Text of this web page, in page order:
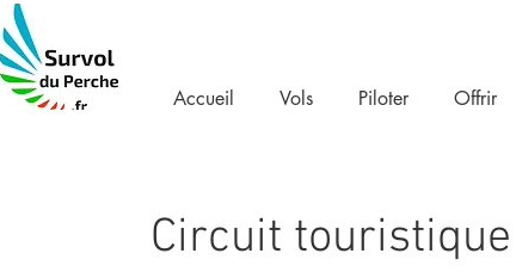
Accueil Vols Piloter Offrir
Circuit